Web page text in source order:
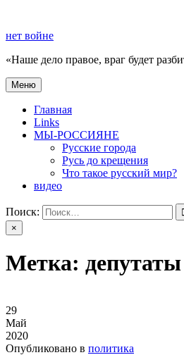
содержимому
нет войне
«Наше дело правое, враг будет
нет войне
«Наше дело правое, враг будет
Меню
Главная
Links
МЫ-РОССИЯНЕ
Русские города
Русь до крещения
Что такое русский мир?
видео
Поиск:
×
Метка: депутаты
29
Май
2020
Опубликовано в политика